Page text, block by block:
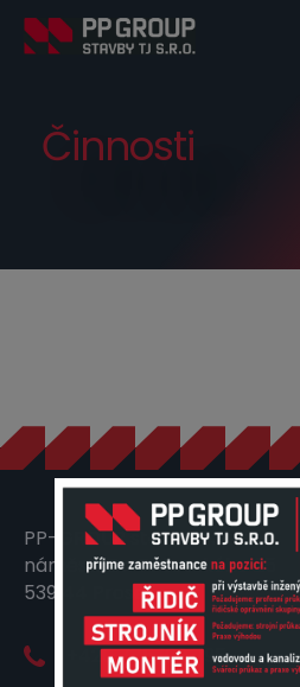
Činnosti
PP-GROUP stavby TJ s.r.o.
náměstí Dr. Tošovského 25
539 44 Proseč
+420 775 109 795